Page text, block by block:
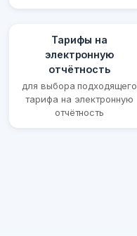
Тарифы на
электронную
отчётность
для выбора подходящего
тарифа на электронную
отчётность